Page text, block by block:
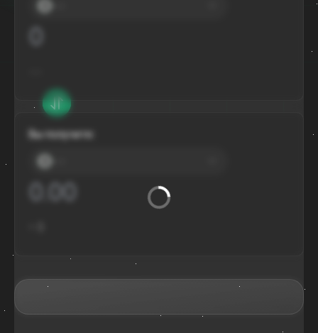
Вы получите: